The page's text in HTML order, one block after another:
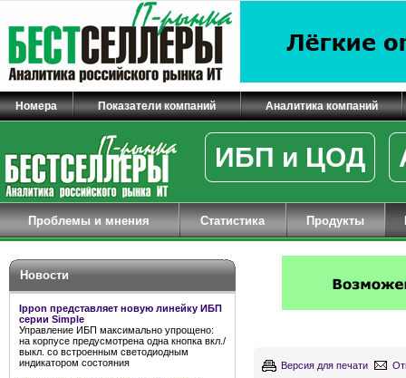
Номера Показатели компаний Аналитика компаний
ИБП и ЦОД
Проблемы и мнения Статистика Продукты
Новости
Ippon представляет новую линейку ИБП
серии Simple
Управление ИБП максимально упрощено:
на корпусе предусмотрена одна кнопка вкл./
выкл. со встроенным светодиодным
индикатором состояния
Версия для печати